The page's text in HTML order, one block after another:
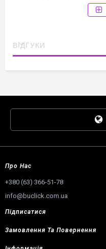
шкірі стопи дихати
Ідеальна естетика:
стопу, підкреслюючи
щоденних тренувань, так і
ВІДГУКИ
Про Нас
+380 (63) 366-51-78
info@buclick.com.ua
Підписатися
Замовлення Та Повернення